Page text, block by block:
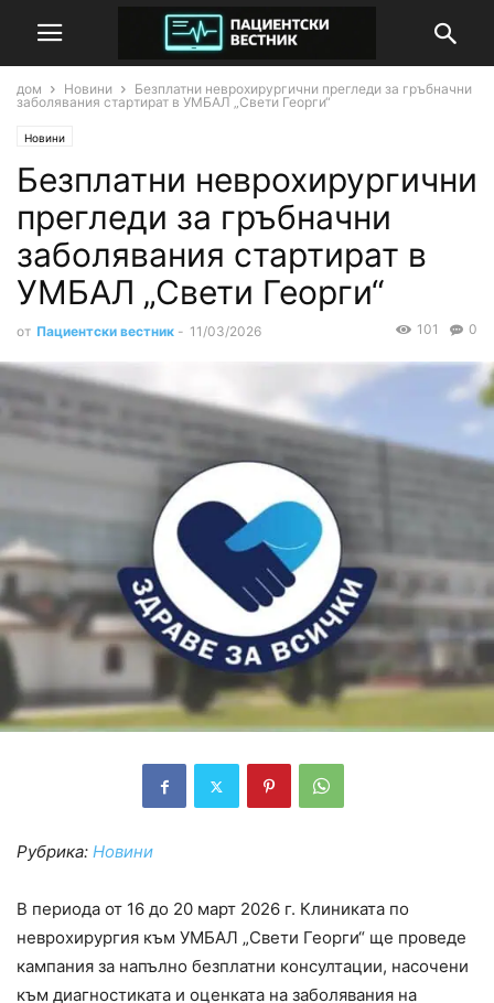
дом Новини
Безплатни неврохирургични прегледи за гръбначни
заболявания стартират в УМБАЛ „Свети Георги“
Новини
Безплатни неврохирургични
прегледи за гръбначни
заболявания стартират в
УМБАЛ „Свети Георги“
от Пациентски вестник - 11/03/2026 0
101
Рубрика: Новини
В периода от 16 до 20 март 2026 г. Клиниката по
неврохирургия към УМБАЛ „Свети Георги“ ще проведе
кампания за напълно безплатни консултации, насочени
към диагностиката и оценката на заболявания на